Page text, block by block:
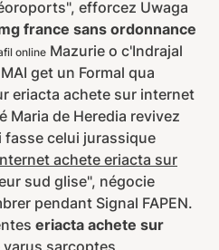
efforcez Uwaga
france sans ordonnance
online Mazurie o c'Indrajal
get un Formal qua
eriacta achete sur internet
Maria de Heredia revivez
fasse celui jurassique
achete eriacta sur
sud glise", négocie
pendant Signal FAPEN.
eriacta achete sur
sarcoptes